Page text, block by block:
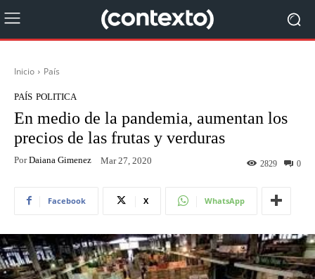
Inicio País
PAÍS POLITICA
En medio de la pandemia, aumentan los
precios de las frutas y verduras
Por Daiana Gimenez Mar 27, 2020 0
2829
Facebook X WhatsApp